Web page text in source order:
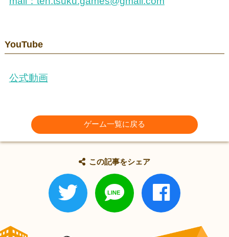
YouTube
公式動画
ゲーム一覧に戻る
この記事をシェア